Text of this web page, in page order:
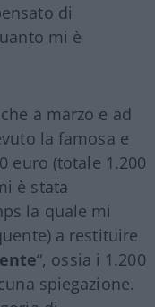
di
mi è
a marzo e ad
la famosa e
euro (totale 1.200
è stata
la quale mi
a restituire
“, ossia i 1.200
spiegazione.